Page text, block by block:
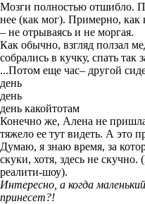
Мозги полностью отшибло.
нее (как мог). Примерно, как
– не отрываясь и не моргая.
Как обычно, взгляд ползал
собрались в кучку, спать так
...Потом еще час– другой
день
день
день какойтотам
Конечно же, Алена не
тяжело ее тут видеть. А это
Думаю, я знаю время, за
скуки, хотя, здесь не скучно.
реалити-шоу).
Интересно, а когда
принесет?!